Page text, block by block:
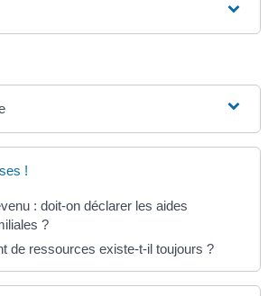
!
: doit-on déclarer les aides
?
de ressources existe-t-il toujours ?